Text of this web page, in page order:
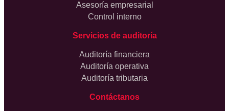
Asesoría empresarial
Control interno
Servicios de auditoría
Auditoría financiera
Auditoría operativa
Auditoría tributaria
Contáctanos